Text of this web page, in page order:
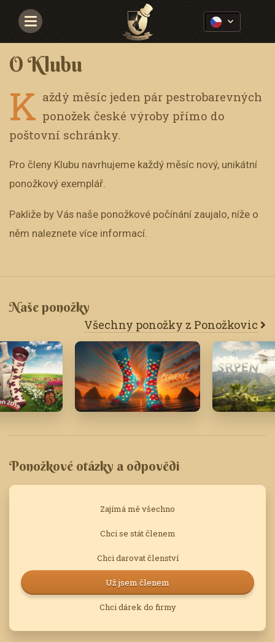
Navigace
O Klubu
K aždý měsíc jeden pár pestrobarevných
ponožek české výroby přímo do
poštovní schránky.
Pro členy Klubu navrhujeme každý měsíc nový, unikátní
ponožkový exemplář.
Pakliže by Vás naše ponožkové počínání zaujalo, níže o
něm naleznete více informací.
Naše ponožky
Všechny ponožky z Ponožkovic
Ponožkové otázky a odpovědi
Zajímá mě všechno
Chci se stát členem
Chci darovat členství
Už jsem členem
Chci dárek do firmy